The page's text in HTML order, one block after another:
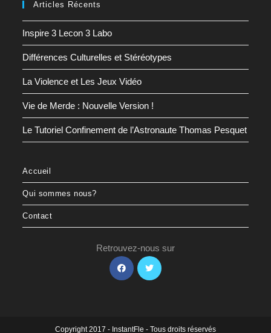
Articles Récents
Inspire 3 Lecon 3 Labo
Différences Culturelles et Stéréotypes
La Violence et Les Jeux Vidéo
Vie de Merde : Nouvelle Version !
Le Tutoriel Confinement de l’Astronaute Thomas Pesquet
Accueil
Qui sommes nous?
Contact
Retrouvez-nous sur
S’ouvre
dans
S’ouvre
Copyright 2017 - InstantFle - Tous droits réservés